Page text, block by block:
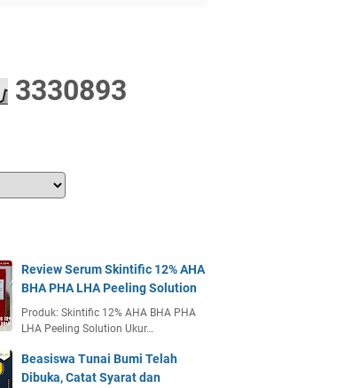
3330893
Review Serum Skintific 12% AHA
BHA PHA LHA Peeling Solution
Produk: Skintific 12% AHA BHA PHA
LHA Peeling Solution Ukur…
Beasiswa Tunai Bumi Telah
Dibuka, Catat Syarat dan